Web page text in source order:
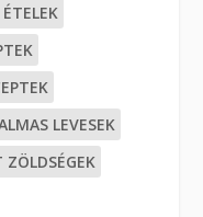
LEVESEK